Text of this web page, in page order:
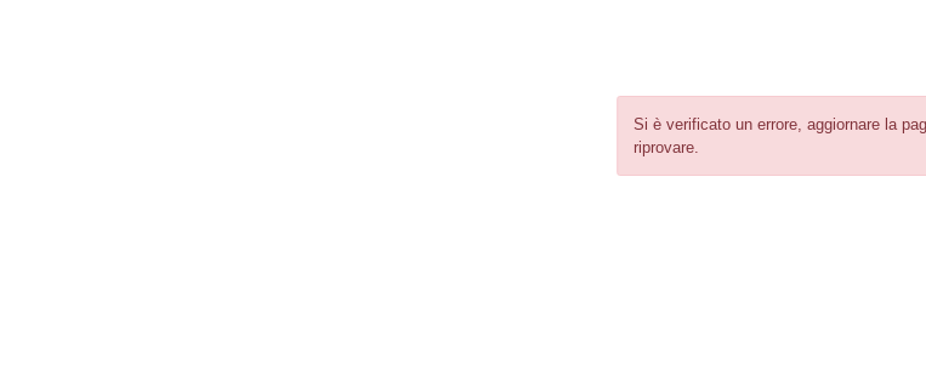
Si è verificato un errore, aggiornare la
riprovare.